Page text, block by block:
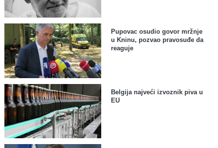
Pupovac osudio govor mržnje
u Kninu, pozvao pravosuđe da
reaguje
Belgija najveći izvoznik piva u
EU